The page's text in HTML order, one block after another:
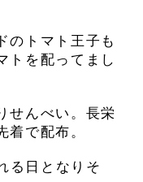
のトマト王子も
トを配ってまし
せんべい。長栄
着で配布。
る日となりそ